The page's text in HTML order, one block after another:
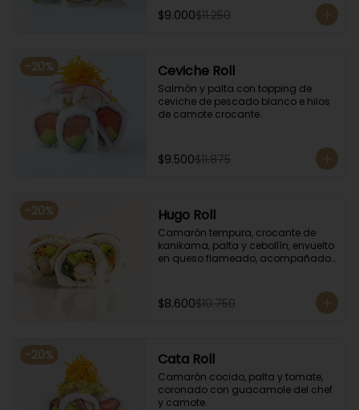
$9.000$11.250
-20% Ceviche Roll
Salmón y palta con topping de
ceviche de pescado blanco e hilos
de camote crocante.
$9.500$11.875
-20% Hugo Roll
Camarón tempura, crocante de
kanikama, palta y cebollín, envuelto
en queso flameado, acompañado
$8.600$10.750
-20% Cata Roll
Camarón cocido, palta y tomate,
coronado con guacamole del chef
y camote.